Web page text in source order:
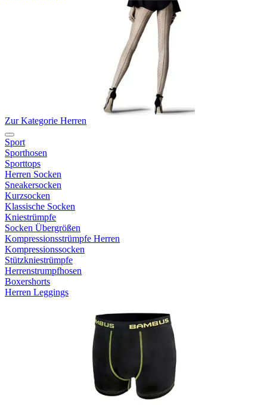
Zur Kategorie Herren
Sport
Sporthosen
Sporttops
Herren Socken
Sneakersocken
Kurzsocken
Klassische Socken
Kniestrümpfe
Socken Übergrößen
Kompressionsstrümpfe Herren
Kompressionssocken
Stützkniestrümpfe
Herrenstrumpfhosen
Boxershorts
Herren Leggings